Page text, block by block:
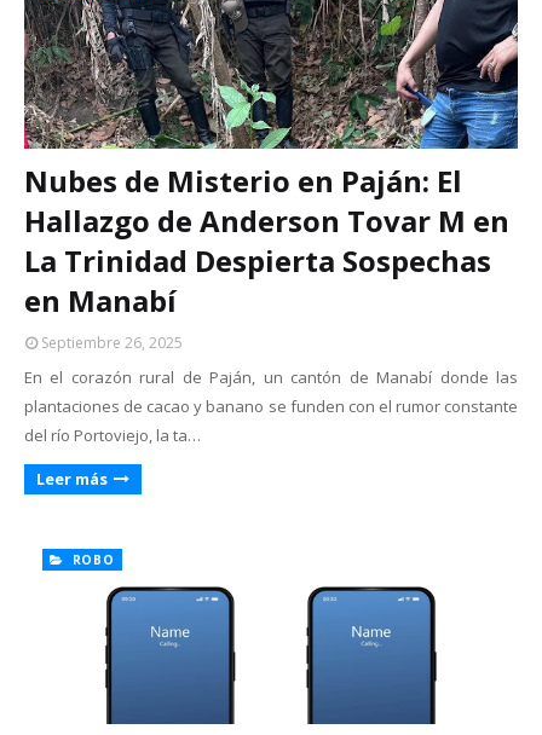
Nubes de Misterio en Paján: El
Hallazgo de Anderson Tovar M en
La Trinidad Despierta Sospechas
en Manabí
Septiembre 26, 2025
En el corazón rural de Paján, un cantón de Manabí donde las
plantaciones de cacao y banano se funden con el rumor constante
del río Portoviejo, la ta…
Leer más
ROBO